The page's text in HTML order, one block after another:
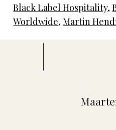
Black Label Hospitality,
Worldwide,Martin